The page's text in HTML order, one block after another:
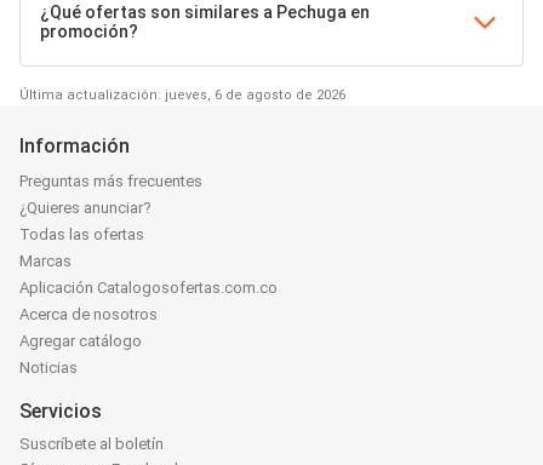
¿Qué ofertas son similares a Pechuga en
promoción?
Última actualización: jueves, 6 de agosto de 2026
Información
Preguntas más frecuentes
¿Quieres anunciar?
Todas las ofertas
Marcas
Aplicación Catalogosofertas.com.co
Acerca de nosotros
Agregar catálogo
Noticias
Servicios
Suscríbete al boletín